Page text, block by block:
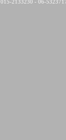
015-2133230 - 06-